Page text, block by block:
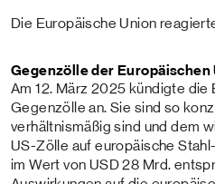
Die Europäische Union
Gegenzölle der Europäischen
Am 12. März 2025 kündigte die
Gegenzölle an. Sie sind so
verhältnismäßig sind und dem
US-Zölle auf europäische
im Wert von USD 28 Mrd.